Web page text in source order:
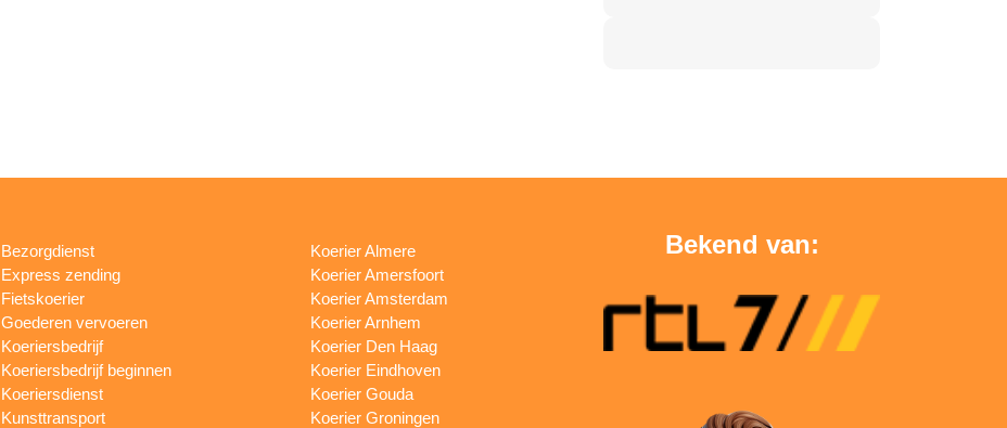
Bezorgdienst
Express zending
Fietskoerier
Goederen vervoeren
Koeriersbedrijf
Koeriersbedrijf beginnen
Koeriersdienst
Kunsttransport
Koerier Almere
Koerier Amersfoort
Koerier Amsterdam
Koerier Arnhem
Koerier Den Haag
Koerier Eindhoven
Koerier Gouda
Koerier Groningen
Bekend van: